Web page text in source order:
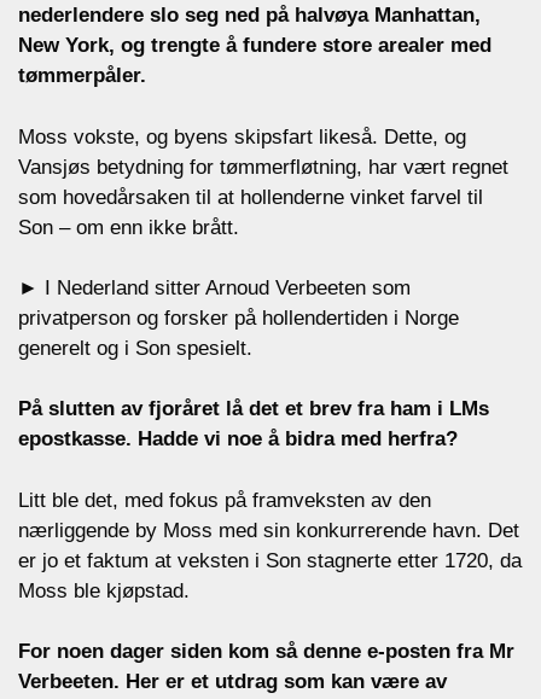
nederlendere slo seg ned på halvøya Manhattan,
New York, og trengte å fundere store arealer med
tømmerpåler.
Moss vokste, og byens skipsfart likeså. Dette, og
Vansjøs betydning for tømmerfløtning, har vært regnet
som hovedårsaken til at hollenderne vinket farvel til
Son – om enn ikke brått.
► I Nederland sitter Arnoud Verbeeten som
privatperson og forsker på hollendertiden i Norge
generelt og i Son spesielt.
På slutten av fjoråret lå det et brev fra ham i LMs
epostkasse. Hadde vi noe å bidra med herfra?
Litt ble det, med fokus på framveksten av den
nærliggende by Moss med sin konkurrerende havn. Det
er jo et faktum at veksten i Son stagnerte etter 1720, da
Moss ble kjøpstad.
For noen dager siden kom så denne e-posten fra Mr
Verbeeten. Her er et utdrag som kan være av